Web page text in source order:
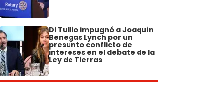
Di Tullio impugnó a Joaquín
Benegas Lynch por un
presunto conflicto de
intereses en el debate de la
Ley de Tierras